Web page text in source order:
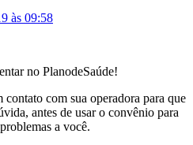
às 09:58
no PlanodeSaúde!
contato com sua operadora para que
antes de usar o convênio para
a você.